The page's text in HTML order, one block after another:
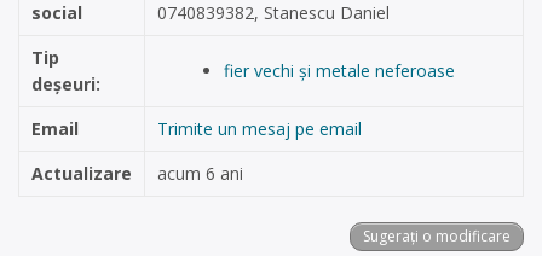
social
0740839382, Stanescu Daniel
Tip
deșeuri:
fier vechi și metale neferoase
Email
Trimite un mesaj pe email
Actualizare
acum 6 ani
Sugerați o modificare